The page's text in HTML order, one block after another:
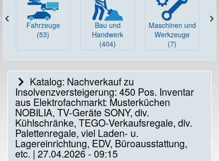
Fahrzeuge
(53)
Bau und
Handwerk
(404)
Maschinen und
Werkzeuge
(7)
Katalog: Nachverkauf zu
Insolvenzversteigerung: 450 Pos. Inventar
aus Elektrofachmarkt: Musterküchen
NOBILIA, TV-Geräte SONY, div.
Kühlschränke, TEGO-Verkaufsregale, div.
Palettenregale, viel Laden- u.
Lagereinrichtung, EDV, Büroausstattung,
etc. | 27.04.2026 - 09:15